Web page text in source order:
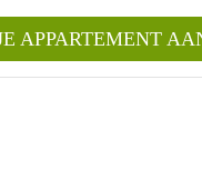
APPARTEMENT